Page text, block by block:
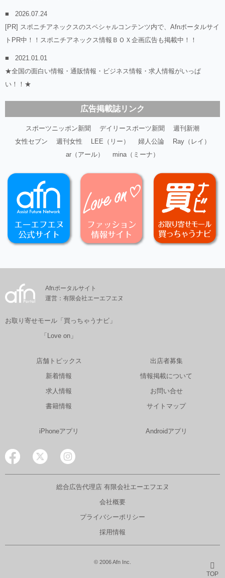
2026.07.24
[PR] スポニチアネックスのスペシャルコンテンツ内で、Afnポータルサイ
トPR中！！スポニチアネックス情報ＢＯＸ企画広告も掲載中！！
2021.01.01
★全国の面白い情報・通販情報・ビジネス情報・求人情報がいっぱ
い！！★
広告掲載誌リンク
スポーツニッポン新聞 デイリースポーツ新聞
週刊新潮
女性セブン
週刊女性 LEE（リー） 婦人公論
Ray（レイ）
ar（アール）
mina（ミーナ）
TOP
Afnポータルサイト
運営：有限会社エーエフエヌ
お取り寄せモール「買っちゃうナビ」
「Love on」
店舗トピックス
新着情報
求人情報
書籍情報
出店者募集
情報掲載について
お問い合せ
サイトマップ
iPhoneアプリ Androidアプリ
総合広告代理店 有限会社エーエフエヌ
会社概要
プライバシーポリシー
採用情報
© 2006 Afn Inc.